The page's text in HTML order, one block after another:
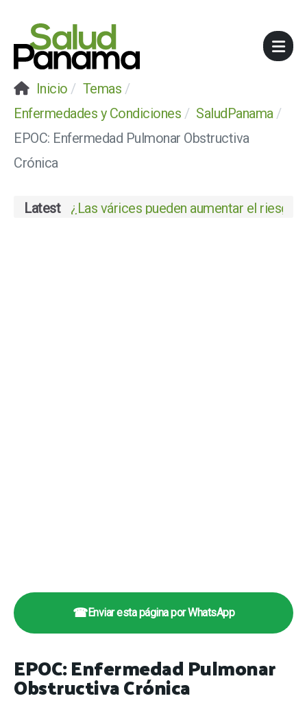
Inicio
Temas
Enfermedades y Condiciones
SaludPanama
EPOC: Enfermedad Pulmonar Obstructiva
Crónica
Latest ¿Las várices pueden aumentar el riesgo
☎Enviar esta página por WhatsApp
EPOC: Enfermedad Pulmonar
Obstructiva Crónica